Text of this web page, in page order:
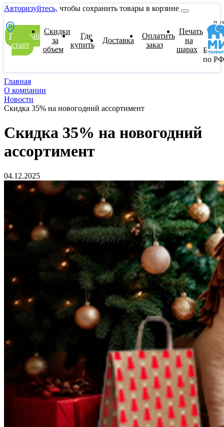
Авторизуйтесь, чтобы сохранить товары в корзине
Быстрый
старт
Скидки
за
объем
Где
купить
Доставка
Оплатить
заказ
Печать
на
шарах
8
00
по РФ
Главная
О компании
Новости
Скидка 35% на новогодний ассортимент
Скидка 35% на новогодний
ассортимент
04.12.2025